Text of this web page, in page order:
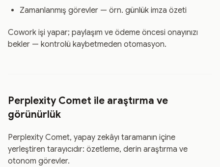
Zamanlanmış görevler — örn. günlük imza özeti
Cowork işi yapar; paylaşım ve ödeme öncesi onayınızı
bekler — kontrolü kaybetmeden otomasyon.
Perplexity Comet ile araştırma ve
görünürlük
Perplexity Comet, yapay zekâyı taramanın içine
yerleştiren tarayıcıdır: özetleme, derin araştırma ve
otonom görevler.